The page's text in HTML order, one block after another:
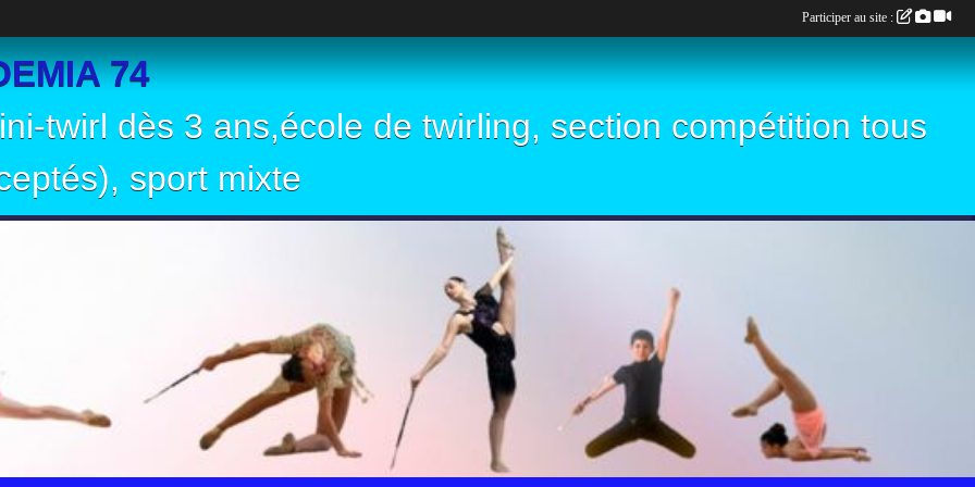
74
twirl dès 3 ans,école de twirling, section compétition tous
sport mixte
Participer au site :